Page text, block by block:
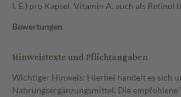
I. E.) pro Kapsel. Vitamin A, auch als Retinol
Bewertungen
Hinweistexte und Pflichtangaben
Wichtiger Hinweis: Hierbei handelt es sich
Nahrungsergänzungsmittel. Die empfohlene